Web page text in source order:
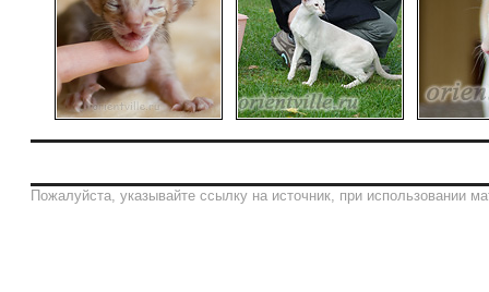
Пожалуйста, указывайте ссылку на источник, при использовании